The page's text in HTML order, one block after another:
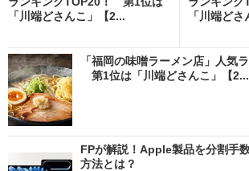
「川端どさんこ」【2...
「川端ど
「福岡の味噌ラーメン店」人気
第1位は「川端どさんこ」【2...
FPが解説！Apple製品を分割手
方法とは？